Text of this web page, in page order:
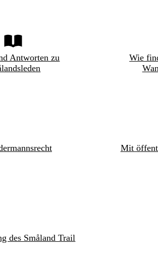
Antworten zu
Wie
Mit
des Småland Trail